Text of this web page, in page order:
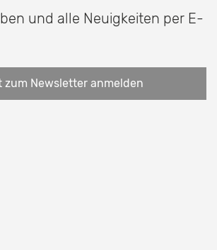
und alle Neuigkeiten per E-
zum Newsletter anmelden